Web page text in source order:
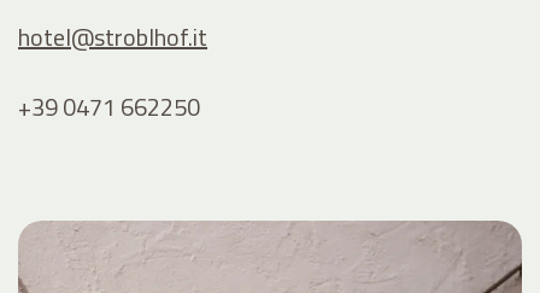
hotel@stroblhof.it
+39 0471 662250